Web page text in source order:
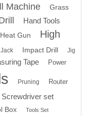
Machine
Grass
Hand Tools
Heat Gun
High
Impact Drill
Jig
Tape Power
Pruning Router
Screwdriver set
Box Tools Set